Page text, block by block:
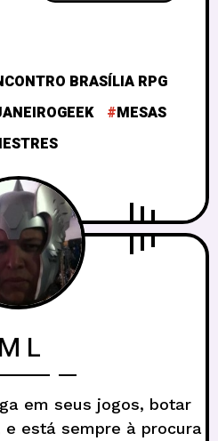
BRASÍLIA RPG
MESAS
M L
em seus jogos, botar
e está sempre à procura